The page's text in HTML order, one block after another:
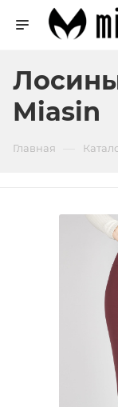
Miasin
Главная